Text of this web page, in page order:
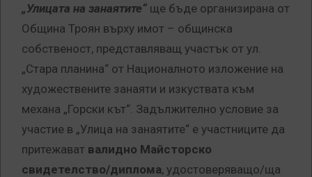
„Улицата на занаятите“ ще бъде организирана от
Община Троян върху имот – общинска
собственост, представляващ участък от ул.
„Стара планина“ от Националното изложение на
художествените занаяти и изкуствата към
механа „Горски кът“. Задължително условие за
участие в „Улица на занаятите“ е участниците да
притежават валидно Майсторско
свидетелство/диплома, удостоверяващо/ща